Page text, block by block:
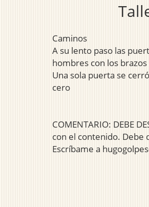
Caminos
A su lento paso las
hombres con los
Una sola puerta se
cero
COMENTARIO: DEBE
con el contenido. Debe
Escríbame a